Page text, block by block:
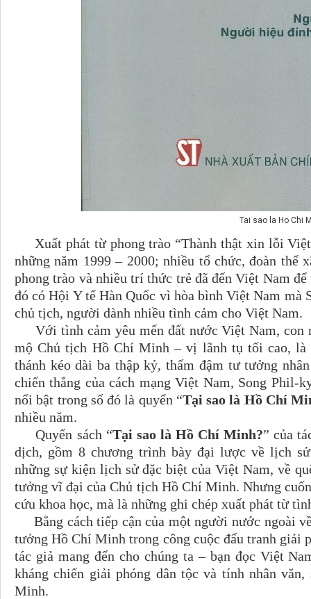
Tai sao la Ho Chi
Xuất phát từ phong trào “Thành thật xin lỗi
những năm 1999 – 2000; nhiều tổ chức, đoàn thể
phong trào và nhiều trí thức trẻ đã đến Việt Nam
đó có Hội Y tế Hàn Quốc vì hòa bình Việt Nam mà
chủ tịch, người dành nhiều tình cảm cho Việt Nam.
Với tình cảm yêu mến đất nước Việt Nam, con
mộ Chủ tịch Hồ Chí Minh – vị lãnh tụ tối cao, là
thánh kéo dài ba thập kỷ, thấm đậm tư tưởng
chiến thắng của cách mạng Việt Nam, Song Phil-
nổi bật trong số đó là quyển “Tại sao là Hồ Chí
nhiều năm.
Quyển sách “Tại sao là Hồ Chí Minh?” của
dịch, gồm 8 chương trình bày đại lược về lịch
những sự kiện lịch sử đặc biệt của Việt Nam, về
tưởng vĩ đại của Chủ tịch Hồ Chí Minh. Nhưng
cứu khoa học, mà là những ghi chép xuất phát từ
Bằng cách tiếp cận của một người nước ngoài
tưởng Hồ Chí Minh trong công cuộc đấu tranh giải
tác giả mang đến cho chúng ta – bạn đọc Việt
kháng chiến giải phóng dân tộc và tính nhân
Minh.